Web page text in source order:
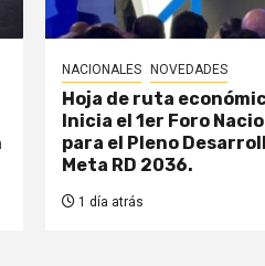
NACIONALES NOVEDADES
Hoja de ruta
Inicia el 1er Foro
para el Pleno
Meta RD 2036.
1 día atrás